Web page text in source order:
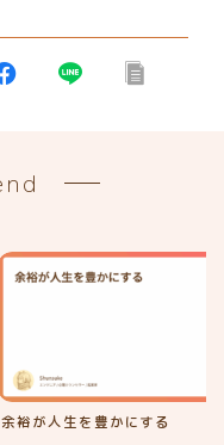
余裕が人生を豊かにする